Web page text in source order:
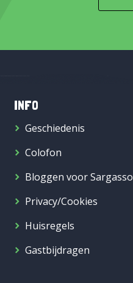
INFO
Geschiedenis
Colofon
Bloggen voor Sargasso
Privacy/Cookies
Huisregels
Gastbijdragen